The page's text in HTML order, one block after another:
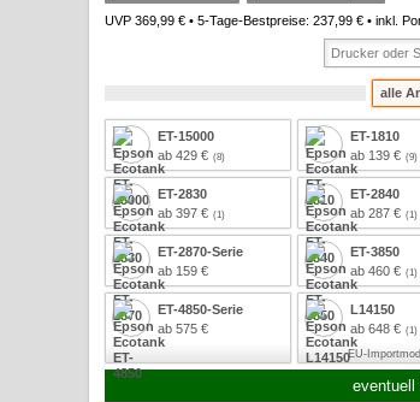
UVP 369,99 € • 5-Tage-Bestpreise: 237,99 € • inkl.
alle
ET-15000
ab 429 €
ET-1810
ab 139 €
ET-2830
ab 397 €
ET-2840
ab 287 €
ET-2870-Serie
ab 159 €
ET-3850
ab 460 €
ET-4850-Serie
ab 575 €
L14150
ab 648 €
EU-
eventuell